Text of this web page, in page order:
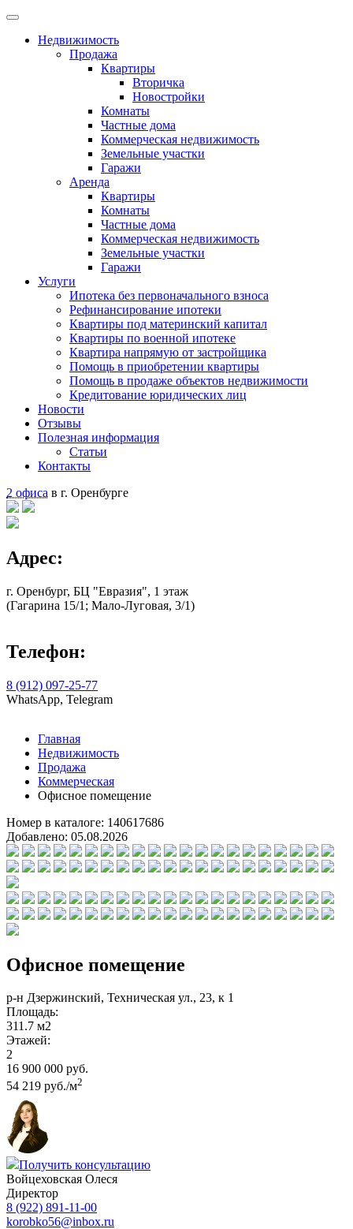
Недвижимость
Продажа
Квартиры
Вторичка
Новостройки
Комнаты
Частные дома
Коммерческая недвижимость
Земельные участки
Гаражи
Аренда
Квартиры
Комнаты
Частные дома
Коммерческая недвижимость
Земельные участки
Гаражи
Услуги
Ипотека без первоначального взноса
Рефинансирование ипотеки
Квартиры под материнский капитал
Квартиры по военной ипотеке
Квартира напрямую от застройщика
Помощь в приобретении квартиры
Помощь в продаже объектов недвижимости
Кредитование юридических лиц
Новости
Отзывы
Полезная информация
Статьи
Контакты
2 офиса в г. Оренбурге
Адрес:
г. Оренбург, БЦ "Евразия", 1 этаж
(Гагарина 15/1; Мало-Луговая, 3/1)
Телефон:
8 (912) 097-25-77
WhatsApp, Telegram
Главная
Недвижимость
Продажа
Коммерческая
Офисное помещение
Номер в каталоге: 140617686
Добавлено: 05.08.2026
Офисное помещение
р-н Дзержинский, Техническая ул., 23, к 1
Площадь:
311.7 м2
Этажей:
2
16 900 000 руб.
54 219 руб./м2
Получить консультацию
Войцеховская Олеся
Директор
8 (922) 891-11-00
korobko56@inbox.ru